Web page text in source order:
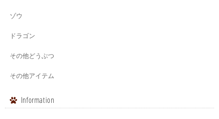
ゾウ
ドラゴン
その他どうぶつ
その他アイテム
Information